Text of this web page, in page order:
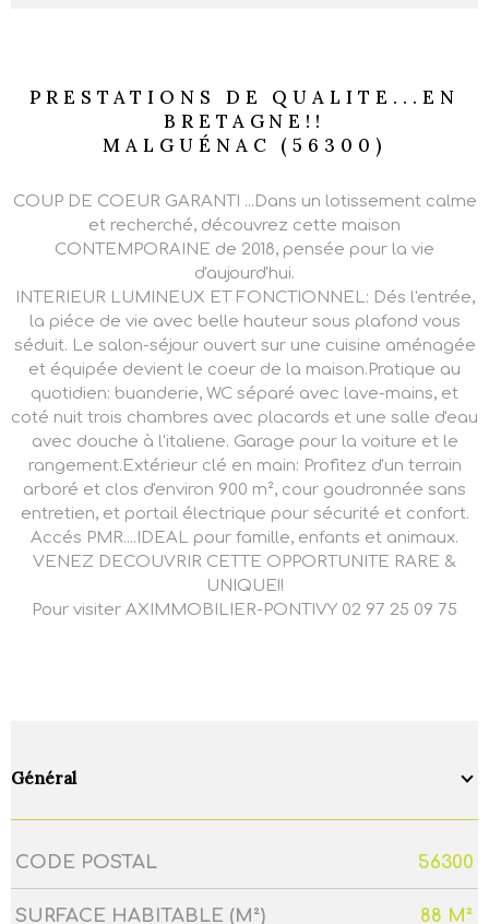
PRESTATIONS DE QUALITE...EN
BRETAGNE!!
MALGUÉNAC (56300)
COUP DE COEUR GARANTI ...Dans un lotissement calme
et recherché, découvrez cette maison
CONTEMPORAINE de 2018, pensée pour la vie
d'aujourd'hui.
INTERIEUR LUMINEUX ET FONCTIONNEL: Dés l'entrée,
la piéce de vie avec belle hauteur sous plafond vous
séduit. Le salon-séjour ouvert sur une cuisine aménagée
et équipée devient le coeur de la maison.Pratique au
quotidien: buanderie, WC séparé avec lave-mains, et
coté nuit trois chambres avec placards et une salle d'eau
avec douche à l'italiene. Garage pour la voiture et le
rangement.Extérieur clé en main: Profitez d'un terrain
arboré et clos d'environ 900 m², cour goudronnée sans
entretien, et portail électrique pour sécurité et confort.
Accés PMR....IDEAL pour famille, enfants et animaux.
VENEZ DECOUVRIR CETTE OPPORTUNITE RARE &
UNIQUE!!
Pour visiter AXIMMOBILIER-PONTIVY 02 97 25 09 75
Général
Caractérisque Valeurs
CODE POSTAL 56300
SURFACE HABITABLE (M²) 88 M²